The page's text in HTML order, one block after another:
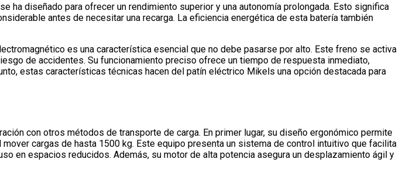
diseñado para ofrecer un rendimiento superior y una autonomía prolongada. Esto significa
antes de necesitar una recarga. La eficiencia energética de esta batería también
es una característica esencial que no debe pasarse por alto. Este freno se activa
de accidentes. Su funcionamiento preciso ofrece un tiempo de respuesta inmediato,
estas características técnicas hacen del patín eléctrico Mikels una opción destacada para
con otros métodos de transporte de carga. En primer lugar, su diseño ergonómico permite
cargas de hasta 1500 kg. Este equipo presenta un sistema de control intuitivo que facilita
en espacios reducidos. Además, su motor de alta potencia asegura un desplazamiento ágil y